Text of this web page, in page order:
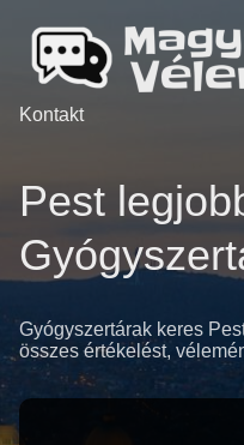
Kontakt
Pest
Gyógyszertárak keres
összes értékelést,